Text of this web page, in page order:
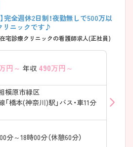
完全週休2日制！夜勤無しで500万以
リニックです♪
宅診療クリニックの看護師求人(正社員)
円～ 年収 490万円～
模原市緑区
「橋本(神奈川)駅」バス・車11分
分～18時00分（休憩60分）